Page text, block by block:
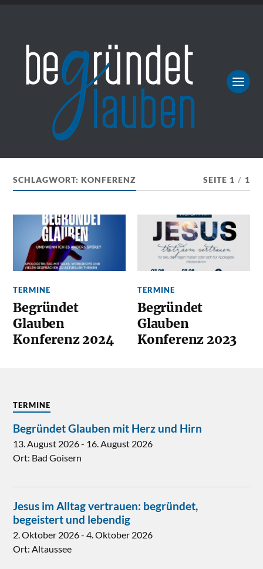
SCHLAGWORT:KONFERENZ SEITE 1 / 1
TERMINE
Begründet
Glauben
Konferenz 2024
TERMINE
Begründet
Glauben
Konferenz 2023
TERMINE
Begründet Glauben mit Herz und Hirn
13. August 2026- 16. August 2026
Ort: Bad Goisern
Jesus im Alltag vertrauen: begründet,
begeistert und lebendig
2. Oktober 2026-4. Oktober 2026
Ort: Altaussee